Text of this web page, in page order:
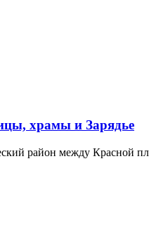
храмы и Зарядье
район между Красной